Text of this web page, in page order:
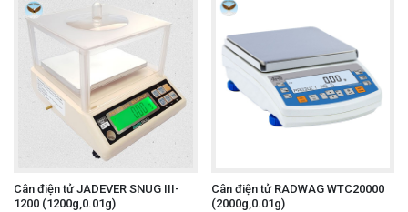
Cân điện tử JADEVER SNUG III-
1200 (1200g,0.01g)
Cân điện tử RADWAG WTC20000
(2000g,0.01g)